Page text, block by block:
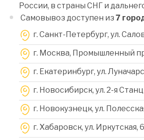
России, в страны СНГ и
Самовывоз доступен из 7
г. Санкт-Петербург, ул.
г. Москва, Промышленный
г. Екатеринбург, ул.
г. Новосибирск, ул. 2-я
г. Новокузнецк, ул.
г. Хабаровск, ул. Иркутская,